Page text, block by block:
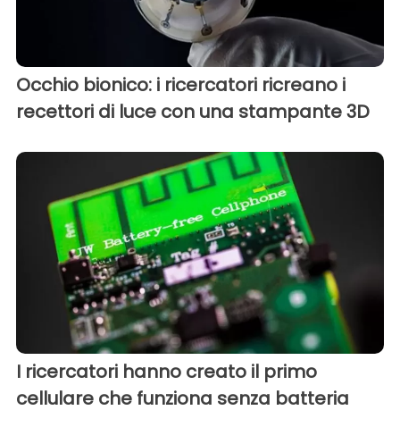
Occhio bionico: i ricercatori ricreano i
recettori di luce con una stampante 3D
I ricercatori hanno creato il primo
cellulare che funziona senza batteria